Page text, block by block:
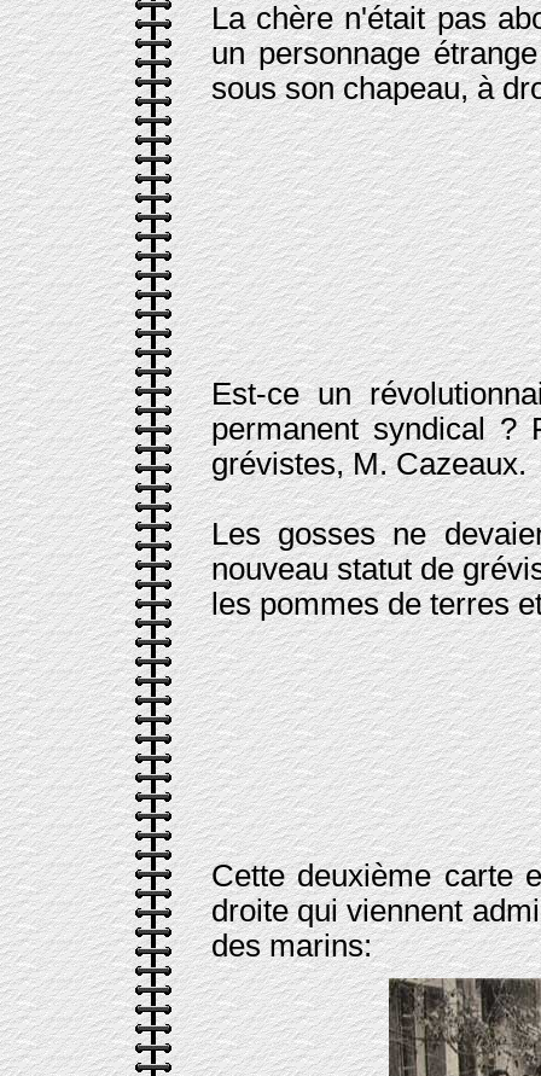
La chère n'était pas
un personnage
sous son chapeau, à
Est-ce un
permanent syndical ?
grévistes, M. Cazeaux.
Les gosses ne
nouveau statut de
les pommes de terres
Cette deuxième carte
droite qui viennent
des marins: